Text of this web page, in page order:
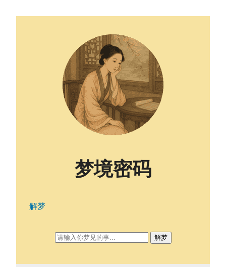
梦境密码
解梦
解梦